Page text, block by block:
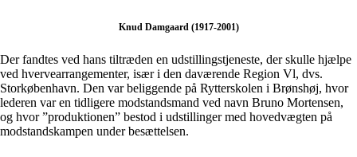
Knud Damgaard (1917-2001)
Der fandtes ved hans tiltræden en udstillingstjeneste, der skulle hjælpe
ved hvervearrangementer, især i den daværende Region Vl, dvs.
Storkøbenhavn. Den var beliggende på Rytterskolen i Brønshøj, hvor
lederen var en tidligere modstandsmand ved navn Bruno Mortensen,
og hvor ”produktionen” bestod i udstillinger med hovedvægten på
modstandskampen under besættelsen.